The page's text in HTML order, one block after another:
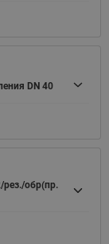
DN 40
обр(пр.